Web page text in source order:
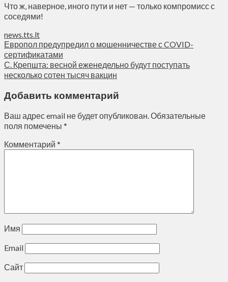
Что ж, наверное, иного пути и нет — только компромисс с
соседями!
news.tts.lt
Европол предупредил о мошенничестве с COVID-
сертификатами
С. Крепшта: весной еженедельно будут поступать
несколько сотен тысяч вакцин
Добавить комментарий
Ваш адрес email не будет опубликован.Обязательные
поля помечены *
Комментарий *
Имя
Email
Сайт